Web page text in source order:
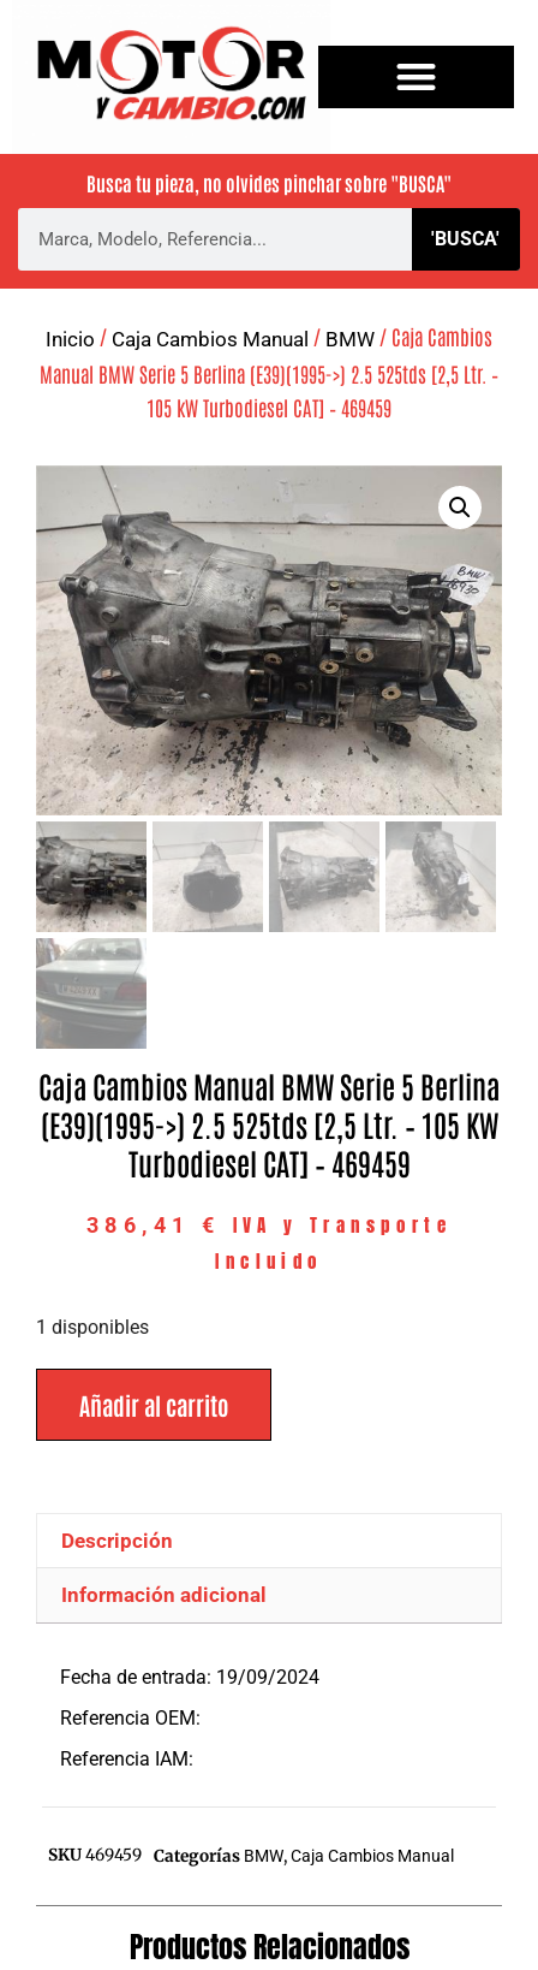
Busca tu pieza, no olvides pinchar sobre "BUSCA"
'BUSCA'
Inicio / Caja Cambios Manual / BMW / Caja Cambios
Manual BMW Serie 5 Berlina (E39)(1995->) 2.5 525tds [2,5 Ltr. –
105 kW Turbodiesel CAT] – 469459
Caja Cambios Manual BMW Serie 5 Berlina
(E39)(1995->) 2.5 525tds [2,5 Ltr. – 105 KW
Turbodiesel CAT] – 469459
386,41 €
IVA y Transporte
Incluido
1 disponibles
Añadir al carrito
Descripción
Información adicional
Fecha de entrada: 19/09/2024
Referencia OEM:
Referencia IAM:
SKU469459 Categorías BMW,Caja Cambios Manual
Productos Relacionados